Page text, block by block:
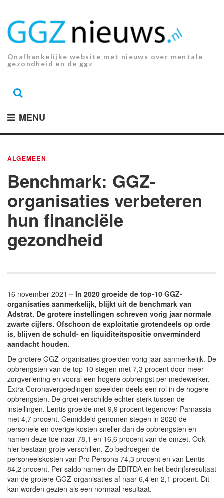
inhoud.
Onafhankelijke website met nieuws over mentale
gezondheid en de ggz
MENU
ALGEMEEN
Benchmark: GGZ-
organisaties verbeteren
hun financiële
gezondheid
16 november 2021– In 2020 groeide de top-10 GGZ-
organisaties aanmerkelijk, blijkt uit de benchmark van
Adstrat. De grotere instellingen schreven vorig jaar normale
zwarte cijfers. Ofschoon de exploitatie grotendeels op orde
is, blijven de schuld- en liquiditeitspositie onverminderd
aandacht houden.
De grotere GGZ-organisaties groeiden vorig jaar aanmerkelijk. De
opbrengsten van de top-10 stegen met 7,3 procent door meer
zorgverlening en vooral een hogere opbrengst per medewerker.
Extra Coronavergoedingen speelden deels een rol in de hogere
opbrengsten. De groei verschilde echter sterk tussen de
instellingen. Lentis groeide met 9,9 procent tegenover Parnassia
met 4,7 procent. Gemiddeld genomen stegen in 2020 de
personele en overige kosten sneller dan de opbrengsten en
namen deze toe naar 78,1 en 16,6 procent van de omzet. Ook
hier bestaan grote verschillen. Zo bedroegen de
personeelskosten van Pro Persona 74,3 procent en van Lentis
84,2 procent. Per saldo namen de EBITDA en het bedrijfsresultaat
van de grotere GGZ-organisaties af naar 6,4 en 2,1 procent. Dit
kan worden gezien als een normaal resultaat.